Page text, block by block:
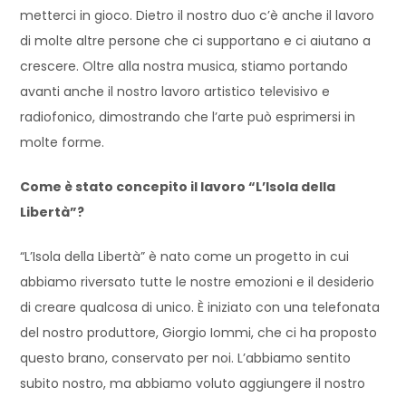
metterci in gioco. Dietro il nostro duo c’è anche il lavoro
di molte altre persone che ci supportano e ci aiutano a
crescere. Oltre alla nostra musica, stiamo portando
avanti anche il nostro lavoro artistico televisivo e
radiofonico, dimostrando che l’arte può esprimersi in
molte forme.
Come è stato concepito il lavoro “L’Isola della
Libertà”?
“L’Isola della Libertà” è nato come un progetto in cui
abbiamo riversato tutte le nostre emozioni e il desiderio
di creare qualcosa di unico. È iniziato con una telefonata
del nostro produttore, Giorgio Iommi, che ci ha proposto
questo brano, conservato per noi. L’abbiamo sentito
subito nostro, ma abbiamo voluto aggiungere il nostro